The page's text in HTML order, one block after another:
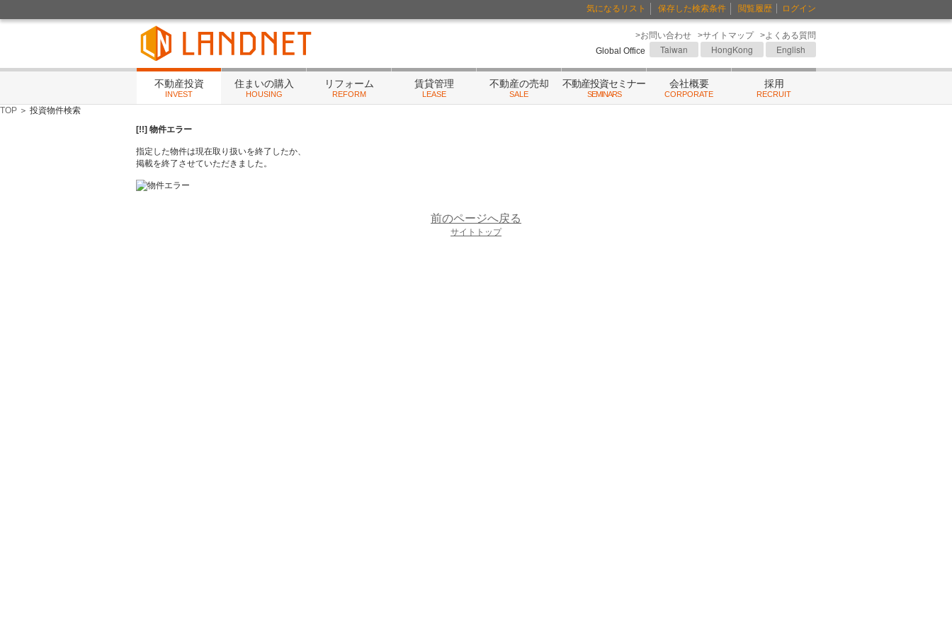
気になるリスト 保存した検索条件 閲覧履歴 ログイン
>お問い合わせ >サイトマップ
>よくある質問
Global Office
Taiwan HongKong English
不動産投資
INVEST
住まいの購入
HOUSING
リフォーム
REFORM
賃貸管理
LEASE
不動産の売却
SALE
不動産投資セミナー
SEMINARS
会社概要
CORPORATE
採用
RECRUIT
TOP ＞ 投資物件検索
[!!] 物件エラー
指定した物件は現在取り扱いを終了したか、
掲載を終了させていただきました。
前のページへ戻る
サイトトップ